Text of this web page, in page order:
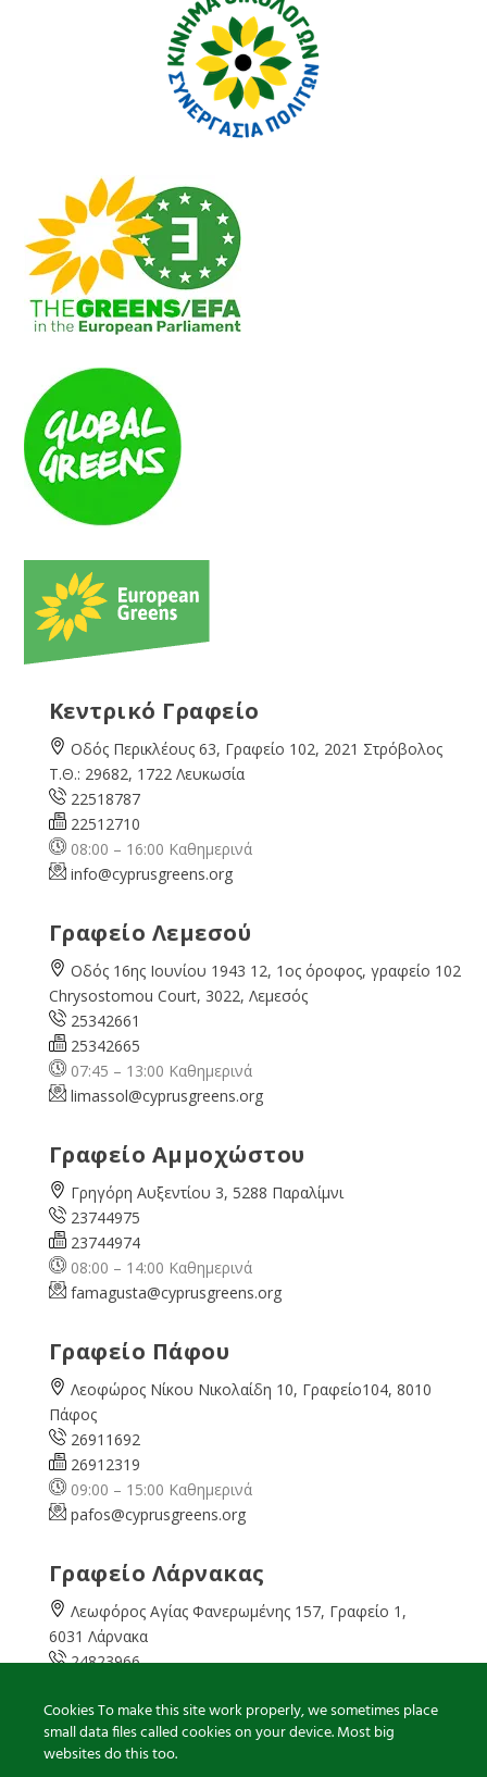
Κεντρικό Γραφείο
Οδός Περικλέους 63, Γραφείο 102, 2021 Στρόβολος
Τ.Θ.: 29682, 1722 Λευκωσία
22518787
22512710
08:00 – 16:00 Καθημερινά
info@cyprusgreens.org
Γραφείο Λεμεσού
Οδός 16ης Ιουνίου 1943 12, 1ος όροφος, γραφείο 102
Chrysostomou Court, 3022, Λεμεσός
25342661
25342665
07:45 – 13:00 Καθημερινά
limassol@cyprusgreens.org
Γραφείο Αμμοχώστου
Γρηγόρη Αυξεντίου 3, 5288 Παραλίμνι
23744975
23744974
08:00 – 14:00 Καθημερινά
famagusta@cyprusgreens.org
Γραφείο Πάφου
Λεοφώρος Νίκου Νικολαίδη 10, Γραφείο104, 8010
Πάφος
26911692
26912319
09:00 – 15:00 Καθημερινά
pafos@cyprusgreens.org
Γραφείο Λάρνακας
Λεωφόρος Αγίας Φανερωμένης 157, Γραφείο 1,
6031 Λάρνακα
24823966
08:00 – 16:00 Καθημερινά
larnaka@cyprusgreens.org
Cookies To make this site work properly, we sometimes place
small data files called cookies on your device. Most big
websites do this too.